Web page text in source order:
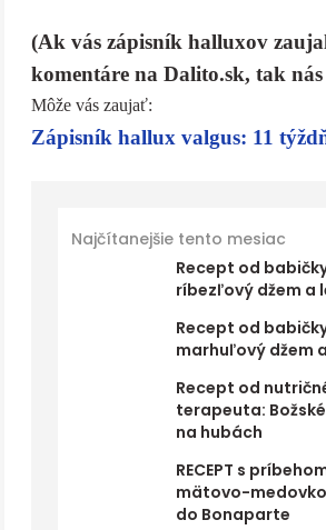
(Ak vás zápisník halluxov
komentáre na Dalito.sk, tak
Môže vás zaujať:
Zápisník hallux valgus: 11
Najčítanejšie tento mesiac
Recept od
ríbezľový džem a
Recept od
marhuľový džem
Recept od
terapeuta:
na hubách
RECEPT s
mätovo-
do Bonaparte